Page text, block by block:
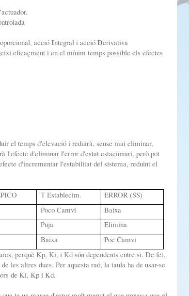
acció Integral i acció Derivativa
eficaçment i en el mínim temps possible els efectes
el temps d'elevació i reduirà, sense mai eliminar,
l'efecte d'eliminar l'error d'estat estacionari, però pot
d'incrementar l'estabilitat del sistema, reduint el
T Establecim.
ERROR (SS)
Poco Camvi
Baixa
Puja
Elimina
Baixa
Poc Camvi
perquè Kp, Ki, i Kd són dependents entre si. De fet,
les altres dues. Per aquesta raó, la taula ha de usar-se
de Ki, Kp i Kd.